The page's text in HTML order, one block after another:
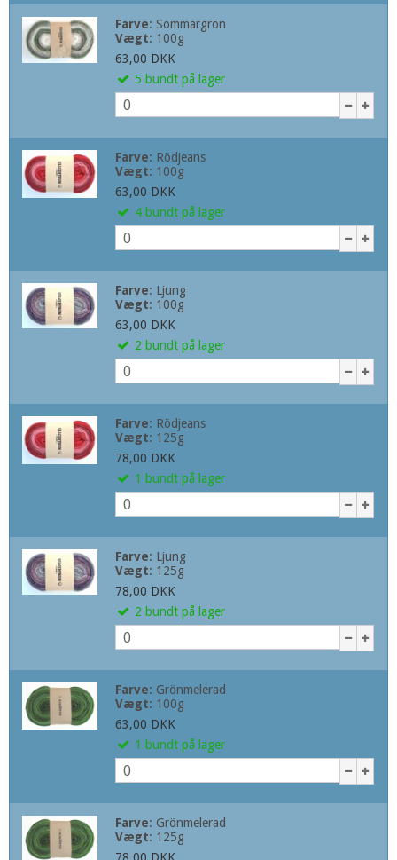
Farve: Sommargrön
Vægt: 100g
63,00 DKK
5 bundt på lager
Farve: Rödjeans
Vægt: 100g
63,00 DKK
4 bundt på lager
Farve: Ljung
Vægt: 100g
63,00 DKK
2 bundt på lager
Farve: Rödjeans
Vægt: 125g
78,00 DKK
1 bundt på lager
Farve: Ljung
Vægt: 125g
78,00 DKK
2 bundt på lager
Farve: Grönmelerad
Vægt: 100g
63,00 DKK
1 bundt på lager
Farve: Grönmelerad
Vægt: 125g